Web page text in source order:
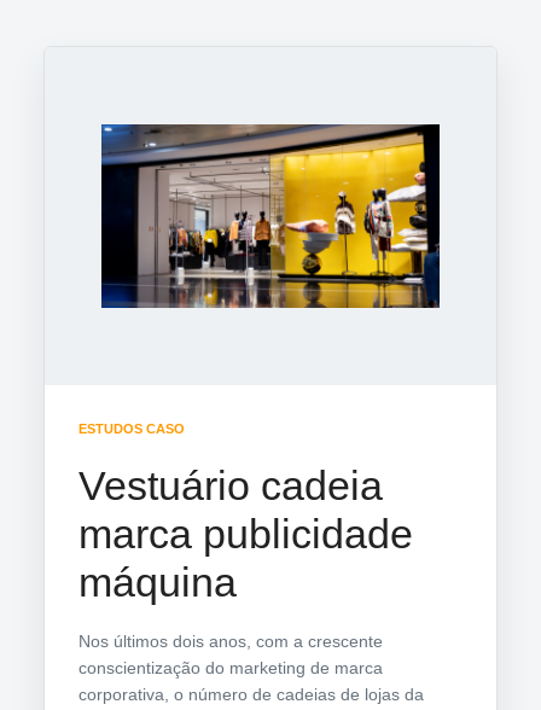
ESTUDOS CASO
Vestuário cadeia
marca publicidade
máquina
Nos últimos dois anos, com a crescente
conscientização do marketing de marca
corporativa, o número de cadeias de lojas da